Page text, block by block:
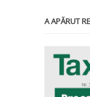
A APĂRUT